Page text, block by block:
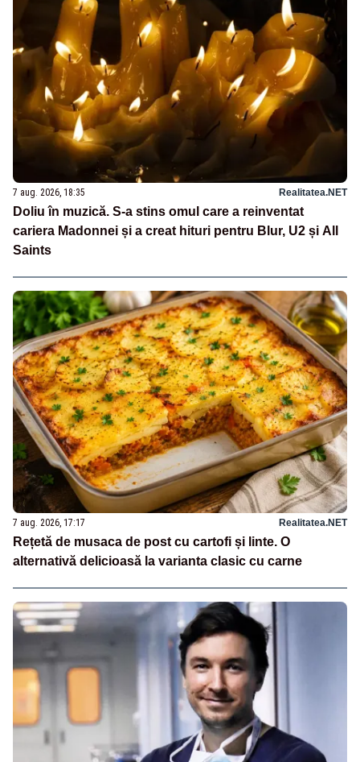
7 aug. 2026, 18:35 Realitatea.NET
Doliu în muzică. S-a stins omul care a reinventat
cariera Madonnei și a creat hituri pentru Blur, U2 și All
Saints
7 aug. 2026, 17:17 Realitatea.NET
Rețetă de musaca de post cu cartofi și linte. O
alternativă delicioasă la varianta clasic cu carne